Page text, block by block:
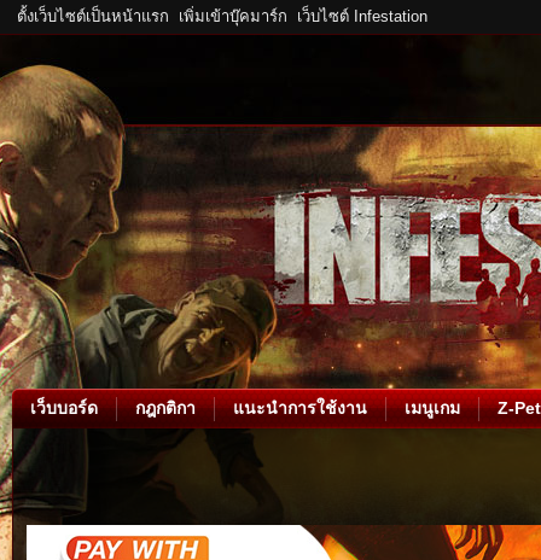
ตั้งเว็บไซต์เป็นหน้าแรก เพิ่มเข้าบุ๊คมาร์ก เว็บไซต์ Infestation
เว็บบอร์ด กฎกติกา แนะนำการใช้งาน เมนูเกม Z-Pet